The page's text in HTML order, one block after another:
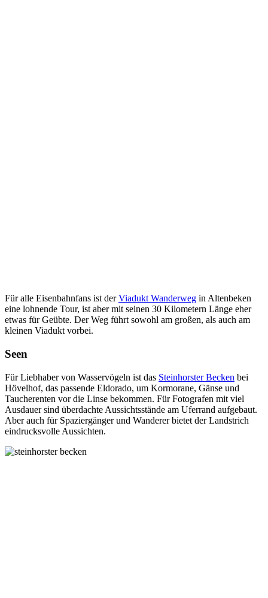
Für alle Eisenbahnfans ist derViadukt Wanderweg in Altenbeken
eine lohnende Tour, ist aber mit seinen 30 Kilometern Länge eher
etwas für Geübte. Der Weg führt sowohl am großen, als auch am
kleinen Viadukt vorbei.
Seen
Für Liebhaber von Wasservögeln ist das Steinhorster Becken bei
Hövelhof, das passende Eldorado, um Kormorane, Gänse und
Taucherenten vor die Linse bekommen. Für Fotografen mit viel
Ausdauer sind überdachte Aussichtsstände am Uferrand aufgebaut.
Aber auch für Spaziergänger und Wanderer bietet der Landstrich
eindrucksvolle Aussichten.